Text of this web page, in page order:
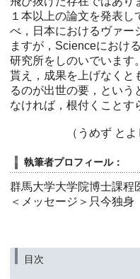
１本以上の論文を発表し
べ，日本におけるヴァー
ますが，Scienceにおけ
研究所をしのいでいます
貰え，成果を上げなくと
るのが出世の要，という
なければ，根付くことす
（うめず と
執筆者プロフィール：
群馬大学大学院博士課程
＜メッセージ＞只今独身
目次